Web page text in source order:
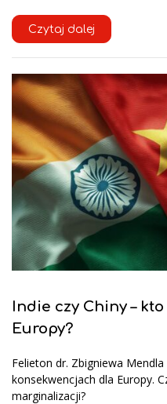
Czytaj dalej
Indie czy Chiny –
Europy?
Felieton dr. Zbigniewa
konsekwencjach dla Europy.
marginalizacji?